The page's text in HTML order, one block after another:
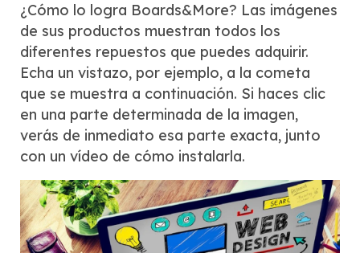
¿Cómo lo logra Boards&More? Las imágenes
de sus productos muestran todos los
diferentes repuestos que puedes adquirir.
Echa un vistazo, por ejemplo, a la cometa
que se muestra a continuación. Si haces clic
en una parte determinada de la imagen,
verás de inmediato esa parte exacta, junto
con un vídeo de cómo instalarla.